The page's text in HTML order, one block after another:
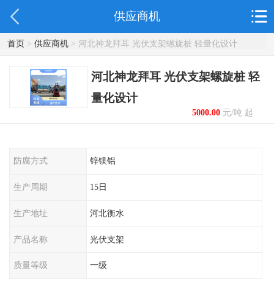
供应商机
首页> 供应商机> 河北神龙拜耳 光伏支架螺旋桩 轻量化设计
河北神龙拜耳 光伏支架螺旋桩 轻
量化设计
5000.00元/吨 起
防腐方式 锌镁铝
生产周期 15日
生产地址 河北衡水
产品名称 光伏支架
质量等级 一级